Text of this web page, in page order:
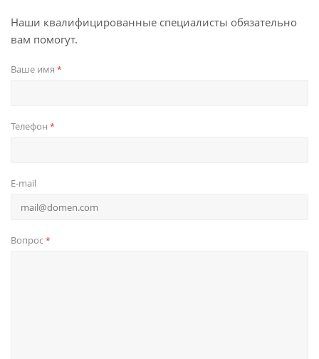
Наши квалифицированные специалисты обязательно
вам помогут.
Ваше имя *
Телефон *
E-mail
Вопрос*